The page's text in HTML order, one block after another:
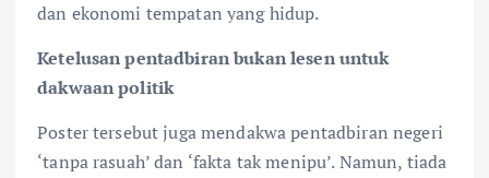
dan ekonomi tempatan yang hidup.
Ketelusan pentadbiran bukan lesen untuk
dakwaan politik
Poster tersebut juga mendakwa pentadbiran negeri
‘tanpa rasuah’ dan ‘fakta tak menipu’. Namun, tiada